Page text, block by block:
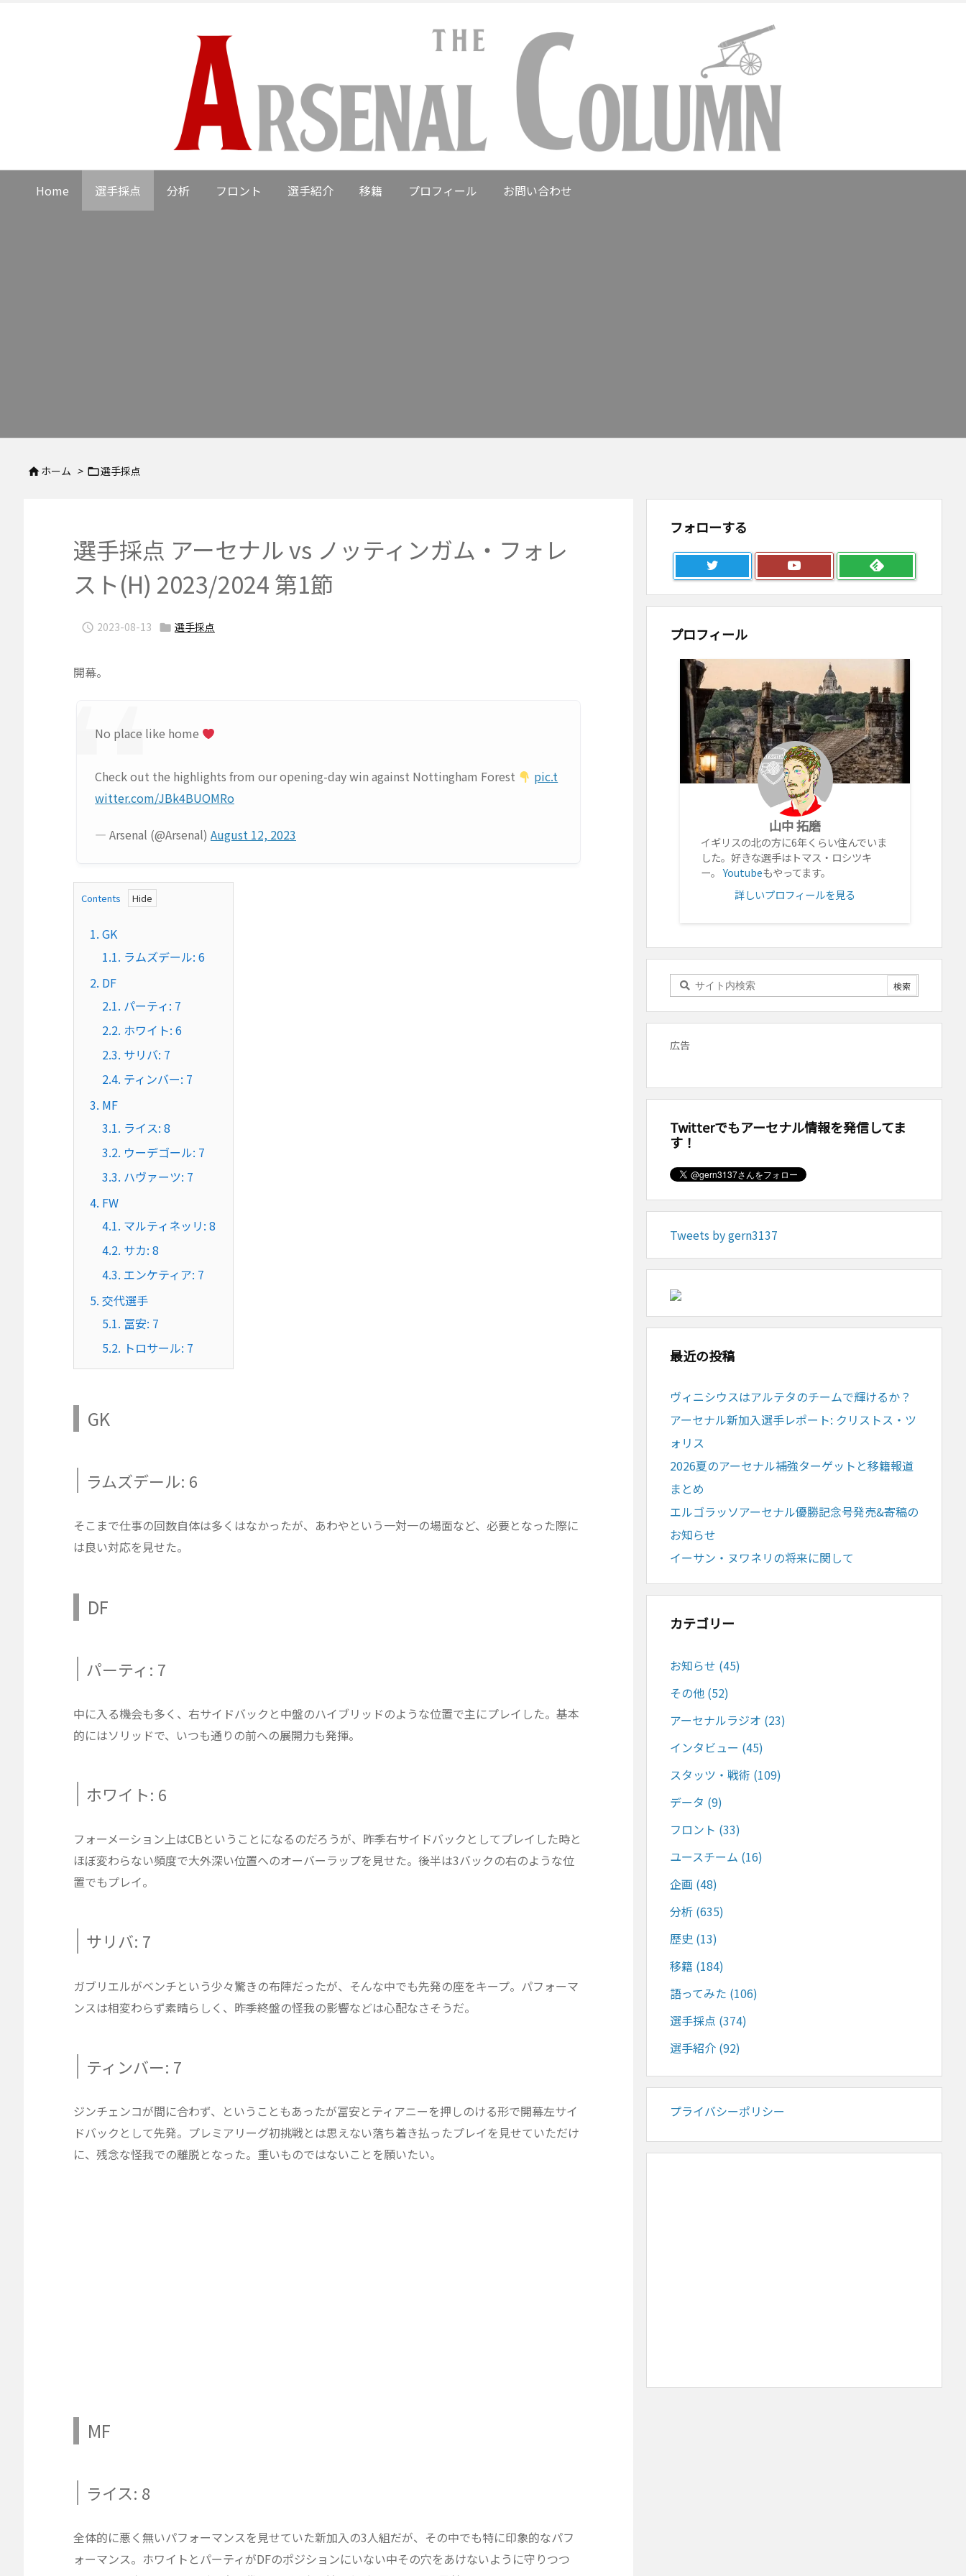
Home 選手採点 分析 フロント 選手紹介 移籍 プロフィール お問い合わせ
ホーム > 選手採点
選手採点 アーセナル vs ノッティンガム・フォレ
スト(H) 2023/2024 第1節
 2023-08-13  選手採点
開幕。
No place like home
Check out the highlights from our opening-day win against Nottingham Forest
pic.t
witter.com/JBk4BUOMRo
— Arsenal (@Arsenal) August 12, 2023
Contents
1. GK
1.1. ラムズデール: 6
2. DF
2.1. パーティ: 7
2.2. ホワイト: 6
2.3. サリバ: 7
2.4. ティンバー: 7
3. MF
3.1. ライス: 8
3.2. ウーデゴール: 7
3.3. ハヴァーツ: 7
4. FW
4.1. マルティネッリ: 8
4.2. サカ: 8
4.3. エンケティア: 7
5. 交代選手
5.1. 冨安: 7
5.2. トロサール: 7
GK
ラムズデール: 6
そこまで仕事の回数自体は多くはなかったが、あわやという一対一の場面など、必要となった際に
は良い対応を見せた。
DF
パーティ: 7
中に入る機会も多く、右サイドバックと中盤のハイブリッドのような位置で主にプレイした。基本
的にはソリッドで、いつも通りの前への展開力も発揮。
ホワイト: 6
フォーメーション上はCBということになるのだろうが、昨季右サイドバックとしてプレイした時と
ほぼ変わらない頻度で大外深い位置へのオーバーラップを見せた。後半は3バックの右のような位
置でもプレイ。
サリバ: 7
ガブリエルがベンチという少々驚きの布陣だったが、そんな中でも先発の座をキープ。パフォーマ
ンスは相変わらず素晴らしく、昨季終盤の怪我の影響などは心配なさそうだ。
ティンバー: 7
ジンチェンコが間に合わず、ということもあったが冨安とティアニーを押しのける形で開幕左サイ
ドバックとして先発。プレミアリーグ初挑戦とは思えない落ち着き払ったプレイを見せていただけ
に、残念な怪我での離脱となった。重いものではないことを願いたい。
MF
ライス: 8
全体的に悪く無いパフォーマンスを見せていた新加入の3人組だが、その中でも特に印象的なパフ
ォーマンス。ホワイトとパーティがDFのポジションにいない中その穴をあけないように守りつつ
フォローする
プロフィール
山中 拓磨
イギリスの北の方に6年くらい住んでいま
した。好きな選手はトマス・ロシツキ
ー。Youtubeもやってます。
詳しいプロフィールを見る
広告
Twitterでもアーセナル情報を発信してま
す！
Tweets by gern3137
最近の投稿
ヴィニシウスはアルテタのチームで輝けるか？
アーセナル新加入選手レポート: クリストス・ツ
ォリス
2026夏のアーセナル補強ターゲットと移籍報道
まとめ
エルゴラッソアーセナル優勝記念号発売&寄稿の
お知らせ
イーサン・ヌワネリの将来に関して
カテゴリー
お知らせ (45)
その他 (52)
アーセナルラジオ (23)
インタビュー (45)
スタッツ・戦術 (109)
データ (9)
フロント (33)
ユースチーム (16)
企画 (48)
分析 (635)
歴史 (13)
移籍 (184)
語ってみた (106)
選手採点 (374)
選手紹介 (92)
プライバシーポリシー